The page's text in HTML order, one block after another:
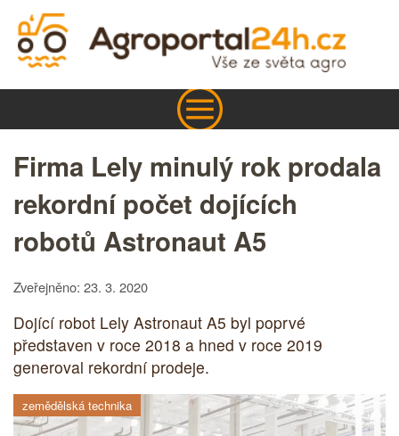
Firma Lely minulý rok prodala
rekordní počet dojících
robotů Astronaut A5
Zveřejněno: 23. 3. 2020
Dojící robot Lely Astronaut A5 byl poprvé
představen v roce 2018 a hned v roce 2019
generoval rekordní prodeje.
zemědělská technika